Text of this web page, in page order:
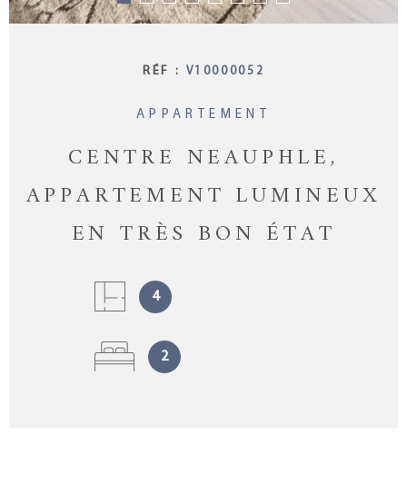
RÉF : V10000052
APPARTEMENT
CENTRE NEAUPHLE,
APPARTEMENT LUMINEUX
EN TRÈS BON ÉTAT
4
2